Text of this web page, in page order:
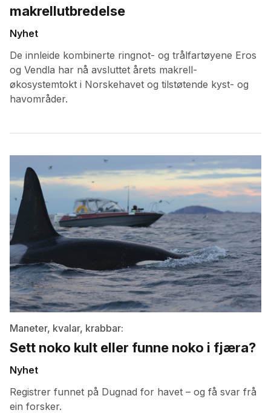
makrellutbredelse
Nyhet
De innleide kombinerte ringnot- og trålfartøyene Eros
og Vendla har nå avsluttet årets makrell-
økosystemtokt i Norskehavet og tilstøtende kyst- og
havområder.
artikler
Maneter, kvalar, krabbar:
Sett noko kult eller funne noko i fjæra?
Nyhet
Registrer funnet på Dugnad for havet – og få svar frå
ein forsker.